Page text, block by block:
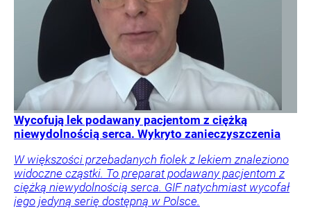
Wycofują lek podawany pacjentom z ciężką
niewydolnością serca. Wykryto zanieczyszczenia
W większości przebadanych fiolek z lekiem znaleziono
widoczne cząstki. To preparat podawany pacjentom z
ciężką niewydolnością serca. GIF natychmiast wycofał
jego jedyną serię dostępną w Polsce.